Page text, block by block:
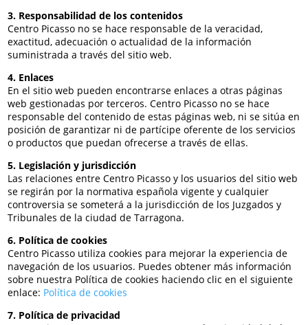
3. Responsabilidad de los contenidos
Centro Picasso no se hace responsable de la veracidad,
exactitud, adecuación o actualidad de la información
suministrada a través del sitio web.
4. Enlaces
En el sitio web pueden encontrarse enlaces a otras páginas
web gestionadas por terceros. Centro Picasso no se hace
responsable del contenido de estas páginas web, ni se sitúa en
posición de garantizar ni de partícipe oferente de los servicios
o productos que puedan ofrecerse a través de ellas.
5. Legislación y jurisdicción
Las relaciones entre Centro Picasso y los usuarios del sitio web
se regirán por la normativa española vigente y cualquier
controversia se someterá a la jurisdicción de los Juzgados y
Tribunales de la ciudad de Tarragona.
6. Política de cookies
Centro Picasso utiliza cookies para mejorar la experiencia de
navegación de los usuarios. Puedes obtener más información
sobre nuestra Política de cookies haciendo clic en el siguiente
enlace: Política de cookies
7. Política de privacidad